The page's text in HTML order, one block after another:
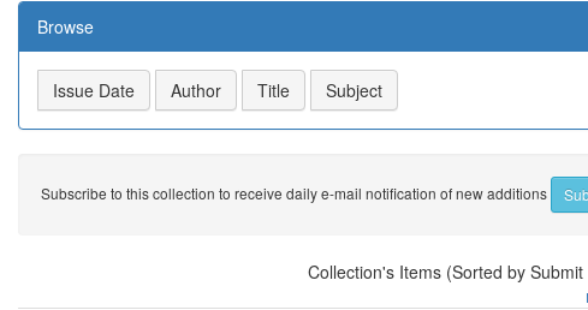
Browse
Subscribe to this collection to receive daily e-mail notification of new additions
Collection's Items (Sorted by